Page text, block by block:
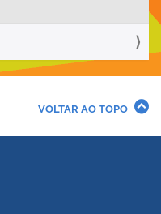
VOLTAR AO TOPO